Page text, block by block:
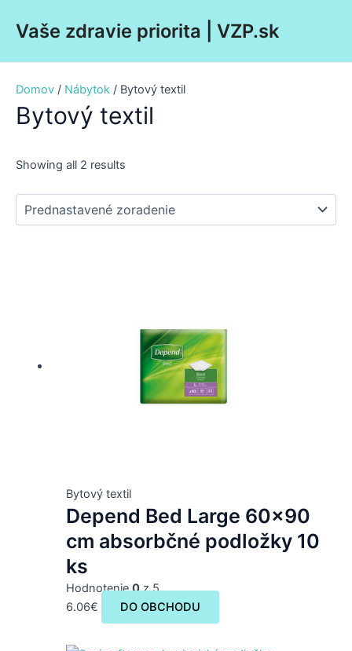
Vaše zdravie priorita | VZP.sk
Domov / Nábytok / Bytový textil
Bytový textil
Showing all 2 results
Bytový textil
Depend Bed Large 60×90
cm absorbčné podložky 10
ks
Hodnotenie0z 5
6.06€ DO OBCHODU